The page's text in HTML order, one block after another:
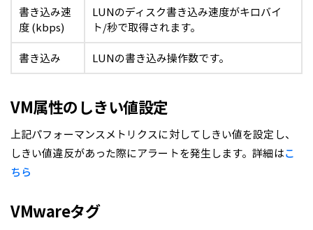
書き込み速
度 (kbps)
LUNのディスク書き込み速度がキロバイ
ト/秒で取得されます。
書き込み
LUNの書き込み操作数です。
VM属性のしきい値設定
上記パフォーマンスメトリクスに対してしきい値を設定し、
しきい値違反があった際にアラートを発生します。詳細はこ
ちら
VMwareタグ